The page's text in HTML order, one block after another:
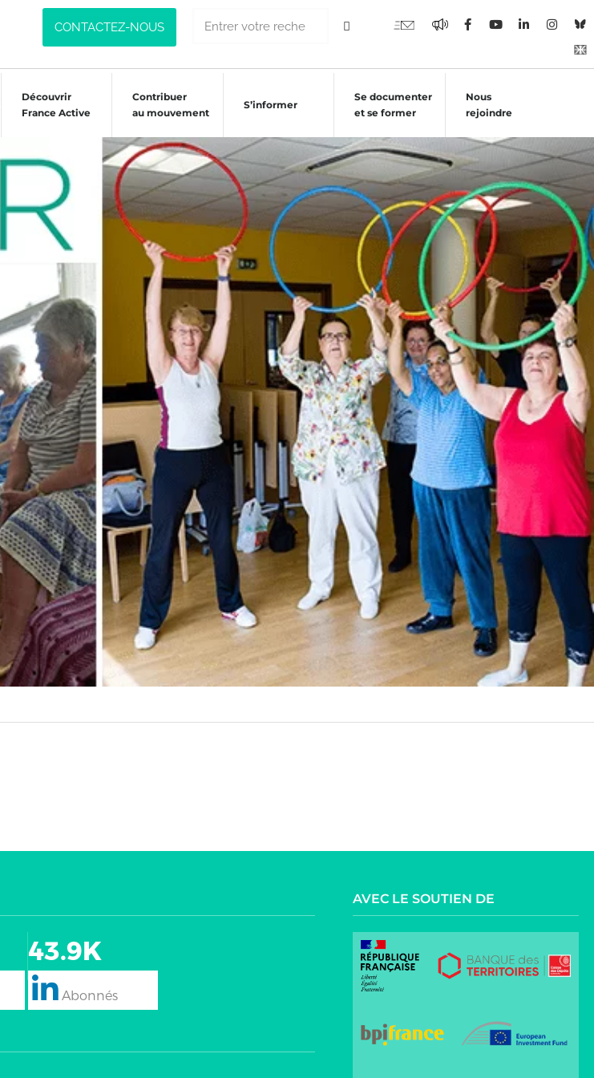
CONTACTEZ-NOUS
Découvrir
France Active
Contribuer
au mouvement
S’informer
Se documenter
et se former
Nous
rejoindre
43.9K
AVEC LE SOUTIEN DE